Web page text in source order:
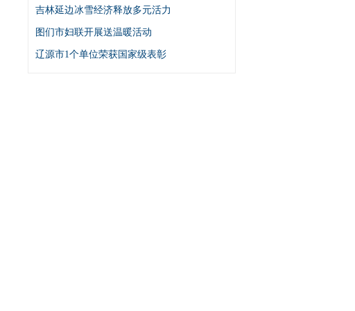
吉林延边冰雪经济释放多元活力
图们市妇联开展送温暖活动
辽源市1个单位荣获国家级表彰